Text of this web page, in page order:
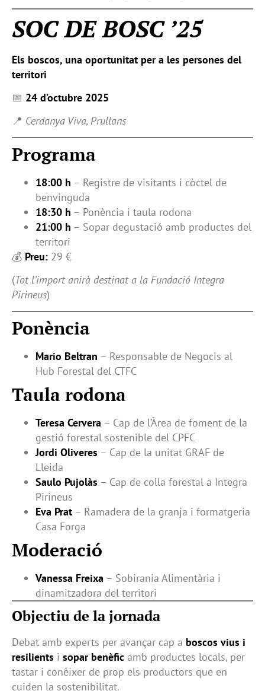
SOC DE BOSC ’25
Els boscos, una oportunitat per a les persones del
territori
📅 24 d’octubre 2025
📍 Cerdanya Viva, Prullans
Programa
18:00 h – Registre de visitants i còctel de
benvinguda
18:30 h – Ponència i taula rodona
21:00 h – Sopar degustació amb productes del
territori
💰 Preu: 29 €
(Tot l’import anirà destinat a la Fundació Integra
Pirineus)
Ponència
Mario Beltran – Responsable de Negocis al
Hub Forestal del CTFC
Taula rodona
Teresa Cervera – Cap de l’Àrea de foment de la
gestió forestal sostenible del CPFC
Jordi Oliveres – Cap de la unitat GRAF de
Lleida
Saulo Pujolàs – Cap de colla forestal a Integra
Pirineus
Eva Prat – Ramadera de la granja i formatgeria
Casa Forga
Moderació
Vanessa Freixa – Sobirania Alimentària i
dinamitzadora del territori
Objectiu de la jornada
Debat amb experts per avançar cap a boscos vius i
resilients i sopar benèfic amb productes locals, per
tastar i conèixer de prop els productors que en
cuiden la sostenibilitat.